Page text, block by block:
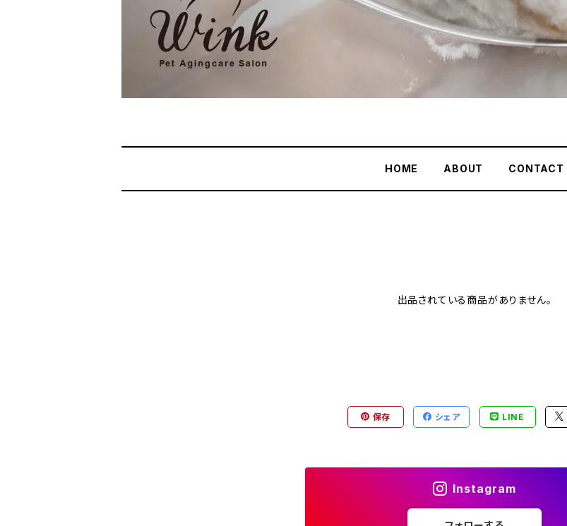
HOME ABOUT CONTACT
出品されている商品がありません。
保存 シェア LINE
Instagram